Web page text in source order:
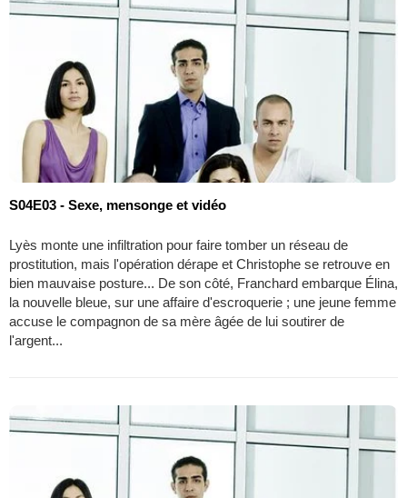
S04E03 - Sexe, mensonge et vidéo
Lyès monte une infiltration pour faire tomber un réseau de
prostitution, mais l'opération dérape et Christophe se retrouve en
bien mauvaise posture... De son côté, Franchard embarque Élina,
la nouvelle bleue, sur une affaire d'escroquerie ; une jeune femme
accuse le compagnon de sa mère âgée de lui soutirer de
l'argent...